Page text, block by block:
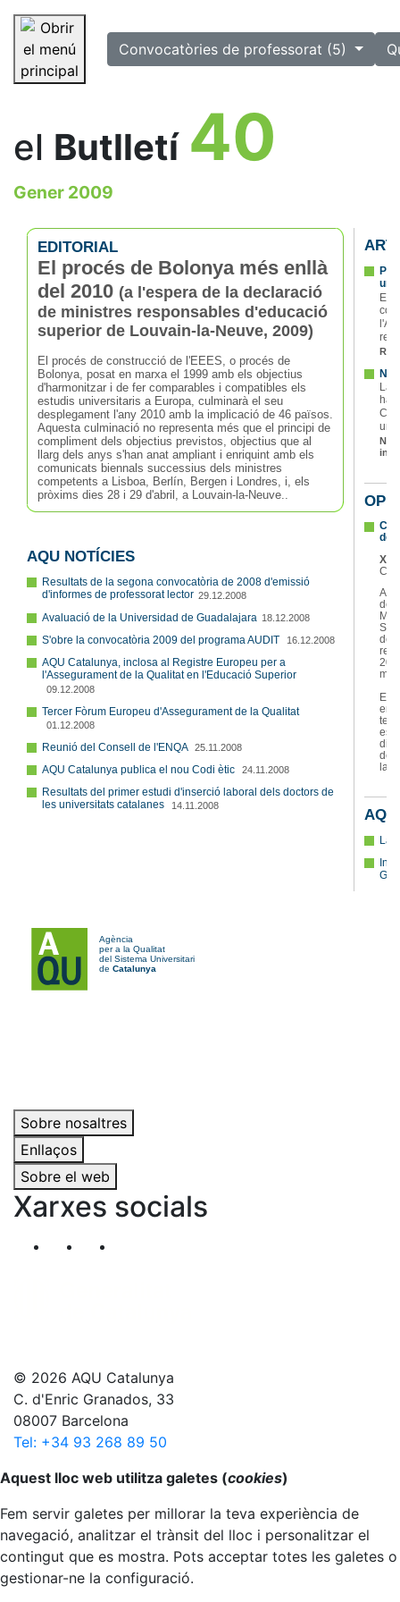
Saltar la navegació
selectedConvocatòries de professorat (5)
el Butlletí 40
Gener 2009
Sobre nosaltres
Enllaços
Sobre el web
Xarxes socials
Segueix-nos al nostre canal de Twitter
© 2026 AQU Catalunya
C. d'Enric Granados, 33
08007 Barcelona
Tel: +34 93 268 89 50
Anar al principi
Aquest lloc web utilitza galetes (cookies)
Fem servir galetes per millorar la teva experiència de
navegació, analitzar el trànsit del lloc i personalitzar el
contingut que es mostra. Pots acceptar totes les galetes o
gestionar-ne la configuració.